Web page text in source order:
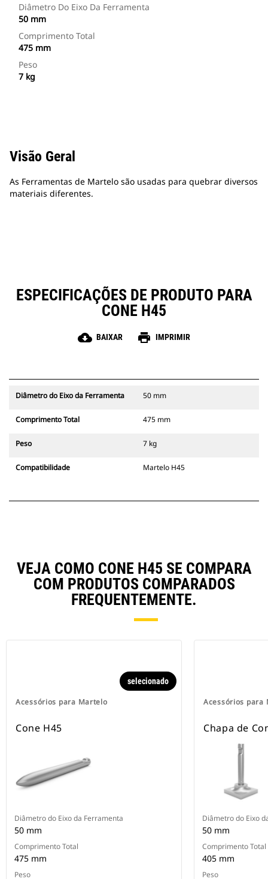
Diâmetro Do Eixo Da Ferramenta
50 mm
Comprimento Total
475 mm
Peso
7 kg
Visão Geral
As Ferramentas de Martelo são usadas para quebrar diversos
materiais diferentes.
ESPECIFICAÇÕES DE PRODUTO PARA
CONE H45
cloud_download BAIXAR print IMPRIMIR
Diâmetro do Eixo da Ferramenta 50 mm
Comprimento Total 475 mm
Peso 7 kg
Compatibilidade Martelo H45
VEJA COMO CONE H45 SE COMPARA
COM PRODUTOS COMPARADOS
FREQUENTEMENTE.
Acessórios para Martelo
selecionado
Cone H45
Diâmetro do Eixo da Ferramenta
50 mm
Comprimento Total
475 mm
Peso
Acessórios para
Chapa de
Diâmetro do Eixo
50 mm
Comprimento Total
405 mm
Peso